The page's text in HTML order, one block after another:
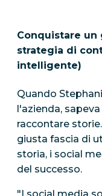
Conquistare un
strategia di
intelligente)
Quando
l'azienda,
raccontare
giusta fascia di
storia, i social
del successo.